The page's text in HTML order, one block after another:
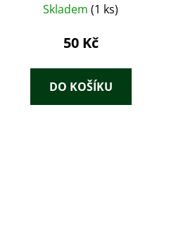
Skladem (1 ks)
50 Kč
DO KOŠÍKU